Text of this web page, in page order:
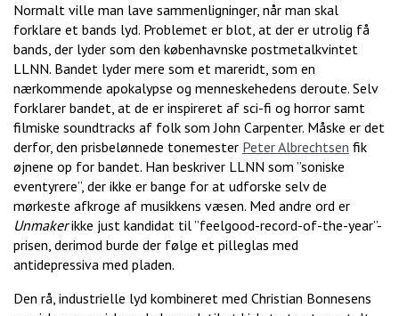
Normalt ville man lave sammenligninger, når man skal
forklare et bands lyd. Problemet er blot, at der er utrolig få
bands, der lyder som den københavnske postmetalkvintet
LLNN. Bandet lyder mere som et mareridt, som en
nærkommende apokalypse og menneskehedens deroute. Selv
forklarer bandet, at de er inspireret af sci-fi og horror samt
filmiske soundtracks af folk som John Carpenter. Måske er det
derfor, den prisbelønnede tonemester Peter Albrechtsen fik
øjnene op for bandet. Han beskriver LLNN som ”soniske
eventyrere”, der ikke er bange for at udforske selv de
mørkeste afkroge af musikkens væsen. Med andre ord er
Unmakerikke just kandidat til ”feelgood-record-of-the-year”-
prisen, derimod burde der følge et pilleglas med
antidepressiva med pladen.
Den rå, industrielle lyd kombineret med Christian Bonnesens